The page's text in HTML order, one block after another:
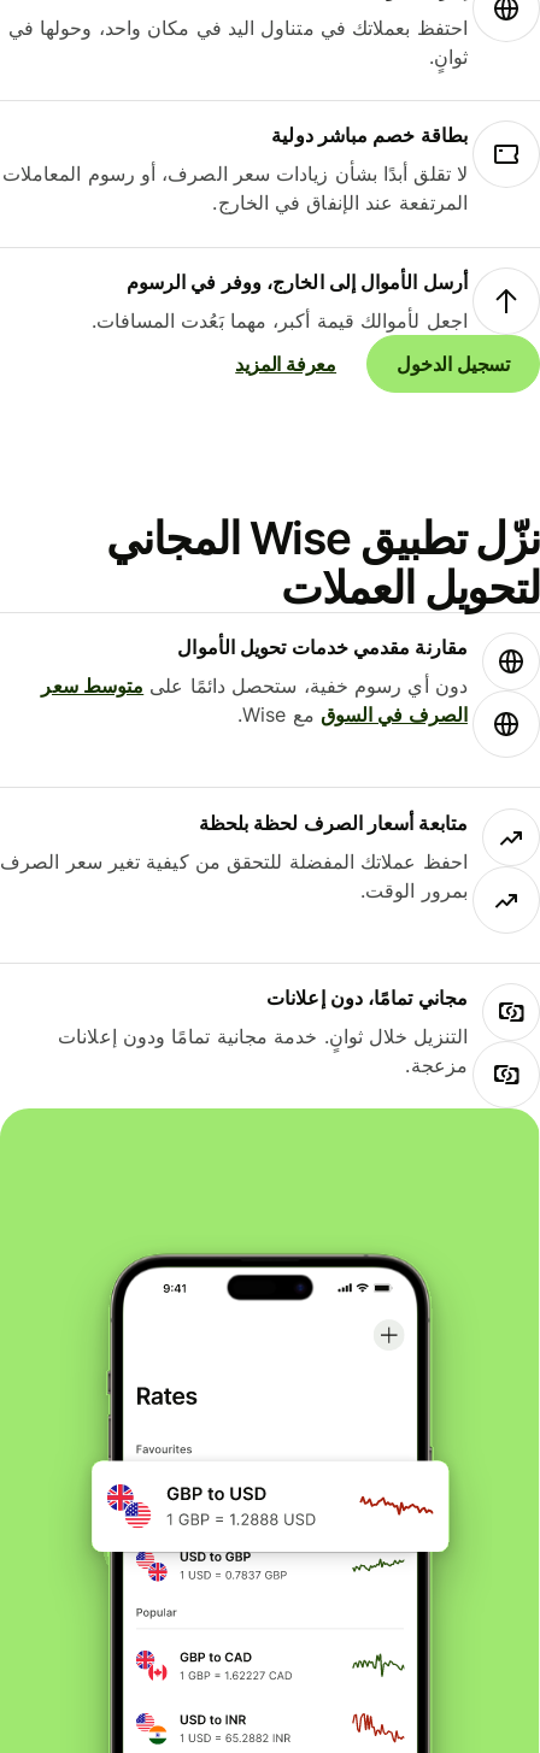
احتفظ بعملاتك في متناول اليد في مكان واحد، وحولها في
ثوانٍ.
بطاقة خصم مباشر دولية
لا تقلق أبدًا بشأن زيادات سعر الصرف، أو رسوم المعاملات
المرتفعة عند الإنفاق في الخارج.
أرسل الأموال إلى الخارج، ووفر في الرسوم
اجعل لأموالك قيمة أكبر، مهما بَعُدت المسافات.
تسجيل الدخول
معرفة المزيد
نزّل تطبيق Wise المجاني
العملات
مقارنة مقدمي خدمات تحويل الأموال
دون أي رسوم خفية، ستحصل دائمًا علىمتوسط ​​سعر
الصرف في السوقمع Wise.
متابعة أسعار الصرف لحظة بلحظة
احفظ عملاتك المفضلة للتحقق من كيفية تغير سعر الصرف
بمرور الوقت.
مجاني تمامًا، دون إعلانات
التنزيل خلال ثوانٍ. خدمة مجانية تمامًا ودون إعلانات
مزعجة.